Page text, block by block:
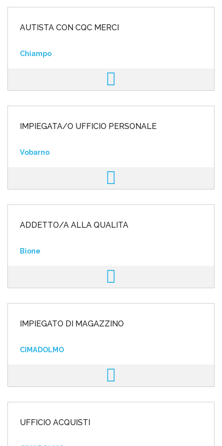
AUTISTA CON CQC MERCI
Chiampo
IMPIEGATA/O UFFICIO PERSONALE
Vobarno
ADDETTO/A ALLA QUALITÀ
Bione
IMPIEGATO DI MAGAZZINO
CIMADOLMO
UFFICIO ACQUISTI